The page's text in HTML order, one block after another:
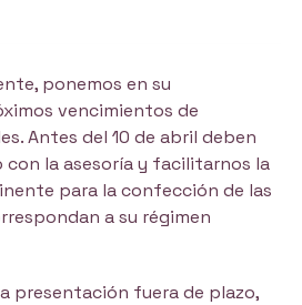
ponemos en su
vencimientos de
Antes del 10 de abril deben
la asesoría y facilitarnos la
para la confección de las
a su régimen
presentación fuera de plazo,